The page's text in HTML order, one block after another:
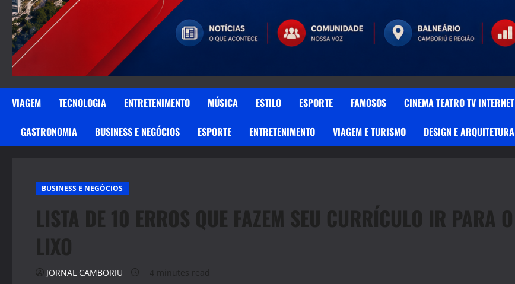
VIAGEM TECNOLOGIA ENTRETENIMENTO MÚSICA ESTILO ESPORTE FAMOSOS CINEMA TEATRO TV INTERNET
GASTRONOMIA BUSINESS E NEGÓCIOS ESPORTE ENTRETENIMENTO VIAGEM E TURISMO DESIGN E ARQUITETURA
BUSINESS E NEGÓCIOS
LISTA DE 10 ERROS QUE FAZEM SEU CURRÍCULO IR PARA O
LIXO
JORNAL CAMBORIU 4 minutes read